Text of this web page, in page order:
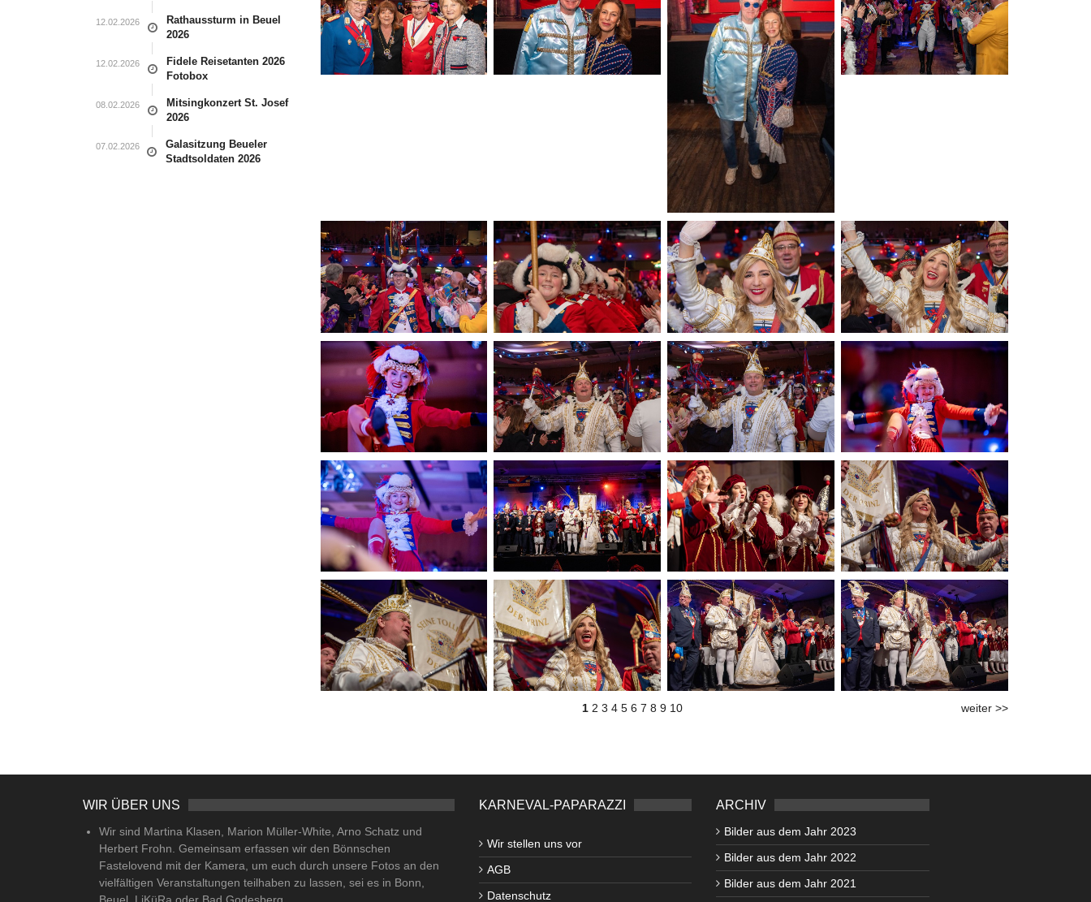
12.02.2026
Rathaussturm in Beuel
2026
12.02.2026
Fidele Reisetanten 2026
Fotobox
08.02.2026
Mitsingkonzert St. Josef
2026
07.02.2026
Galasitzung Beueler
Stadtsoldaten 2026
1 2 3 4 5 6 7 8 9 10 weiter >>
WIR ÜBER UNS
Wir sind Martina Klasen, Marion Müller-White, Arno Schatz und
Herbert Frohn. Gemeinsam erfassen wir den Bönnschen
Fastelovend mit der Kamera, um euch durch unsere Fotos an den
vielfältigen Veranstaltungen teilhaben zu lassen, sei es in Bonn,
KARNEVAL-PAPARAZZI
Wir stellen uns vor
AGB
Datenschutz
ARCHIV
Bilder aus dem Jahr 2023
Bilder aus dem Jahr 2022
Bilder aus dem Jahr 2021